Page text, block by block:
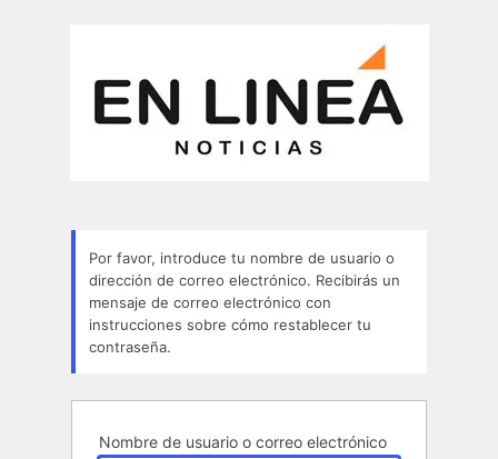
Por favor, introduce tu nombre de usuario o
dirección de correo electrónico. Recibirás un
mensaje de correo electrónico con
instrucciones sobre cómo restablecer tu
contraseña.
Nombre de usuario o correo electrónico